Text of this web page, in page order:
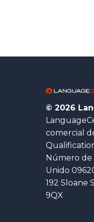
© 2026
comercial
Número de
Unido
192 Sloane
9QX